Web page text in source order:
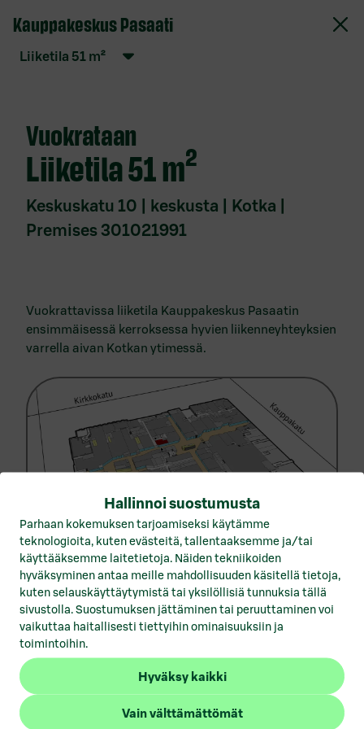
Hallinnoi suostumusta
Parhaan kokemuksen tarjoamiseksi käytämme
teknologioita, kuten evästeitä, tallentaaksemme ja/tai
käyttääksemme laitetietoja. Näiden tekniikoiden
hyväksyminen antaa meille mahdollisuuden käsitellä tietoja,
kuten selauskäyttäytymistä tai yksilöllisiä tunnuksia tällä
sivustolla. Suostumuksen jättäminen tai peruuttaminen voi
vaikuttaa haitallisesti tiettyihin ominaisuuksiin ja
toimintoihin.
Hyväksy kaikki
Vain välttämättömät
Kauppakeskus Pasaati
liiketila 51 m²
Vuokrataan
liiketila51 m²
Keskuskatu 10 | keskusta | Kotka |
Premises 301021991
Vuokrattavissa liiketila Kauppakeskus Pasaatin
ensimmäisessä kerroksessa hyvien liikenneyhteyksien
varrella aivan Kotkan ytimessä.
1/2
Avaintiedot
S-Pankki Vuokrattavat toimitilat
Tietosuojaseloste
Saavutettavuusseloste
Anna palautetta
Ota yhteyttä
Vuokrattavat toimitilat Espoo
Vuokrattavat toimitilat Helsinki
Vuokrattavat toimitilat Joensuu
Vuokrattavat toimitilat Jyväskylä
Vuokrattavat toimitilat Kotka
Vuokrattavat toimitilat Kuopio
Vuokrattavat toimitilat Lahti
Vuokrattavat toimitilat Lohja
Vuokrattavat toimitilat Mikkeli
Vuokrattavat toimitilat Pori
Vuokrattavat toimitilat Porvoo